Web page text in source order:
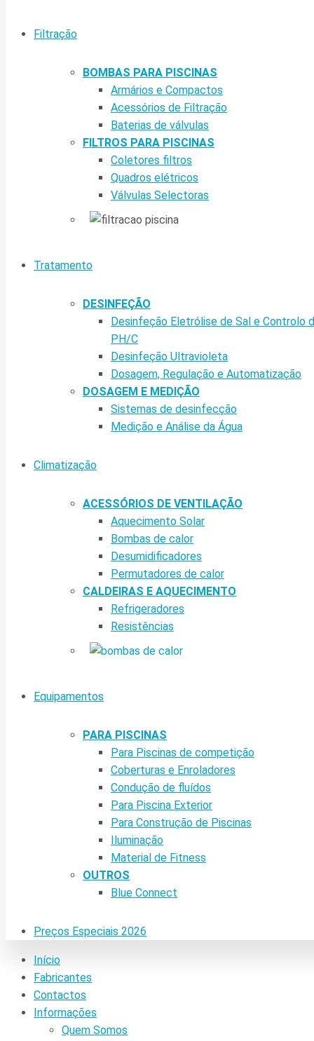
Filtração
BOMBAS PARA PISCINAS
Armários e Compactos
Acessórios de Filtração
Baterias de válvulas
FILTROS PARA PISCINAS
Coletores filtros
Quadros elétricos
Válvulas Selectoras
Tratamento
DESINFEÇÃO
Desinfeção Eletrólise de Sal e Controlo
PH/C
Desinfeção Ultravioleta
Dosagem, Regulação e Automatização
DOSAGEM E MEDIÇÃO
Sistemas de desinfecção
Medição e Análise da Água
Climatização
ACESSÓRIOS DE VENTILAÇÃO
Aquecimento Solar
Bombas de calor
Desumidificadores
Permutadores de calor
CALDEIRAS E AQUECIMENTO
Refrigeradores
Resistências
Equipamentos
PARA PISCINAS
Para Piscinas de competição
Coberturas e Enroladores
Condução de fluídos
Para Piscina Exterior
Para Construção de Piscinas
Iluminação
Material de Fitness
OUTROS
Blue Connect
Preços Especiais 2026
Início
Fabricantes
Contactos
Informações
Quem Somos